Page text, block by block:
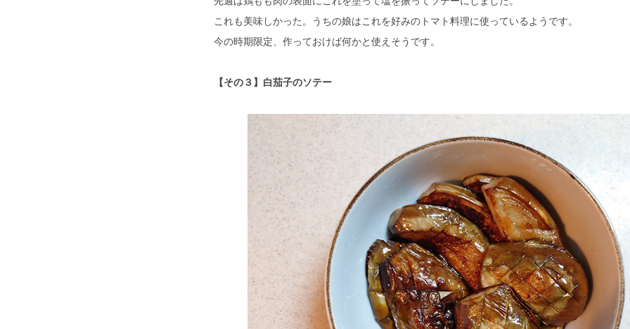
これも美味しかった。うちの娘はこれを好みのトマト料理に使っているようです。
今の時期限定、作っておけば何かと使えそうです。
【その３】白茄子のソテー